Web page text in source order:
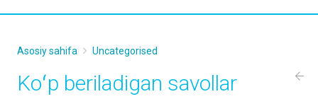
Asosiy sahifa Uncategorised
Koʻp beriladigan savollar